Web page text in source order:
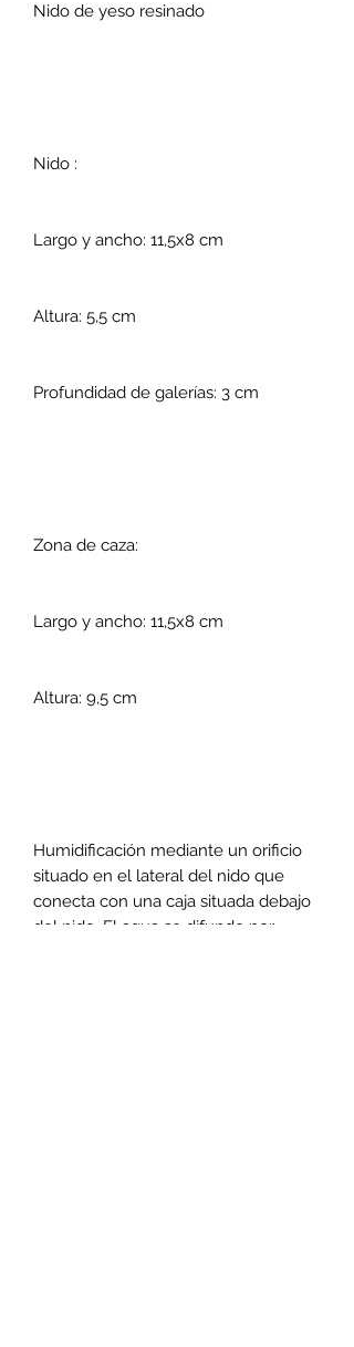
Nido de yeso resinado
Nido :
Largo y ancho: 11,5x8 cm
Altura: 5,5 cm
Profundidad de galerías: 3 cm
Zona de caza:
Largo y ancho: 11,5x8 cm
Altura: 9,5 cm
Humidificación mediante un orificio
situado en el lateral del nido que
conecta con una caja situada debajo
del nido. El agua se difunde por